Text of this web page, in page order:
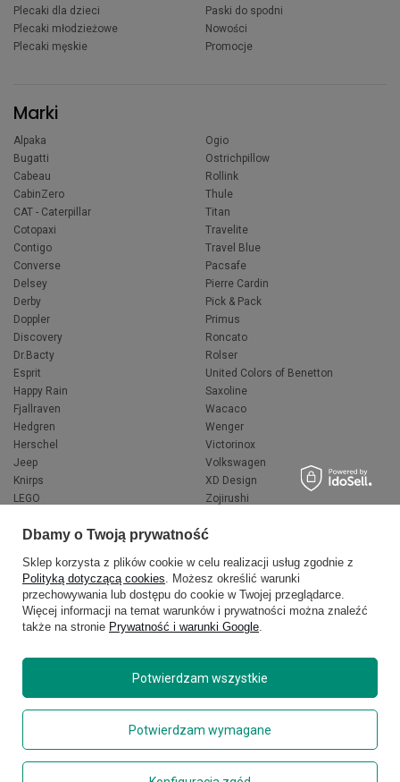
Plecaki dla dzieci
Plecaki młodzieżowe
Plecaki męskie
Paski do spodni
Nowości
Promocje
Marki
Alpaka
Bugatti
Cabeau
CabinZero
CAT - Caterpillar
Cotopaxi
Contigo
Converse
Delsey
Derby
Doppler
Discovery
Dr.Bacty
Esprit
Happy Rain
Fjallraven
Hedgren
Herschel
Jeep
Knirps
LEGO
National Geographic
Ogio
Ostrichpillow
Rollink
Thule
Titan
Travelite
Travel Blue
Pacsafe
Pierre Cardin
Pick & Pack
Primus
Roncato
Rolser
United Colors of Benetton
Saxoline
Wacaco
Wenger
Victorinox
Volkswagen
XD Design
Zojirushi
VANS
Copyright © 2026 delcaso.pl. Wszelkie prawa zastrzeżone.
Polityka prywatności
Zarządzaj plikami cookie
Dbamy o Twoją prywatność
Sklep korzysta z plików cookie w celu realizacji usług zgodnie z
Polityką dotyczącą cookies. Możesz określić warunki
przechowywania lub dostępu do cookie w Twojej przeglądarce.
Więcej informacji na temat warunków i prywatności można znaleźć
także na stronie Prywatność i warunki Google.
Potwierdzam wymagane
Potwierdzam wszystkie